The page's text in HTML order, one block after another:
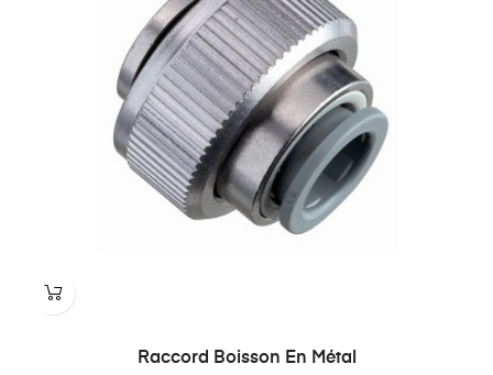
Raccord Boisson En Métal